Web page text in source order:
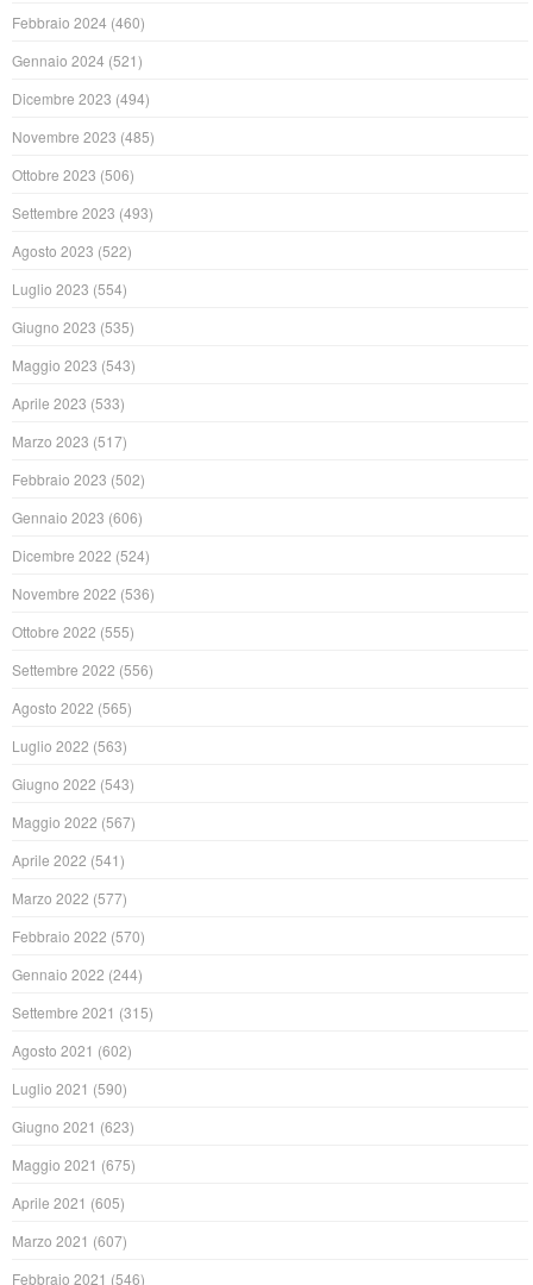
Febbraio 2024 (460)
Gennaio 2024 (521)
Dicembre 2023 (494)
Novembre 2023 (485)
Ottobre 2023 (506)
Settembre 2023 (493)
Agosto 2023 (522)
Luglio 2023 (554)
Giugno 2023 (535)
Maggio 2023 (543)
Aprile 2023 (533)
Marzo 2023 (517)
Febbraio 2023 (502)
Gennaio 2023 (606)
Dicembre 2022 (524)
Novembre 2022 (536)
Ottobre 2022 (555)
Settembre 2022 (556)
Agosto 2022 (565)
Luglio 2022 (563)
Giugno 2022 (543)
Maggio 2022 (567)
Aprile 2022 (541)
Marzo 2022 (577)
Febbraio 2022 (570)
Gennaio 2022 (244)
Settembre 2021 (315)
Agosto 2021 (602)
Luglio 2021 (590)
Giugno 2021 (623)
Maggio 2021 (675)
Aprile 2021 (605)
Marzo 2021 (607)
Febbraio 2021 (546)